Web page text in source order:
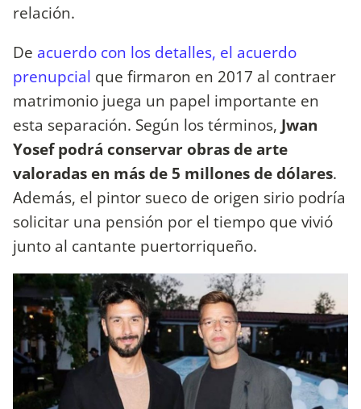
relación.
De acuerdo con los detalles, el acuerdo
prenupcial que firmaron en 2017 al contraer
matrimonio juega un papel importante en
esta separación. Según los términos, Jwan
Yosef podrá conservar obras de arte
valoradas en más de 5 millones de dólares.
Además, el pintor sueco de origen sirio podría
solicitar una pensión por el tiempo que vivió
junto al cantante puertorriqueño.